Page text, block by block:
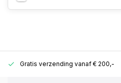
Gratis verzending vanaf € 200,-